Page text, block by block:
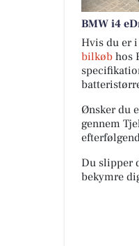
BMW i4
Hvis du er
bilkøb hos
Ønsker du
gennem
Du slipper
bekymre